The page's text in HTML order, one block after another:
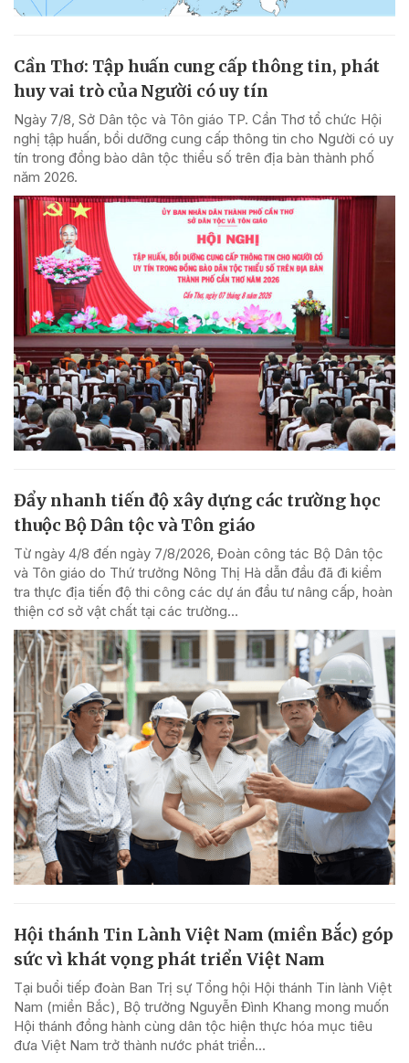
Cần Thơ: Tập huấn cung cấp thông tin, phát
huy vai trò của Người có uy tín
Ngày 7/8, Sở Dân tộc và Tôn giáo TP. Cần Thơ tổ chức Hội
nghị tập huấn, bồi dưỡng cung cấp thông tin cho Người có uy
tín trong đồng bào dân tộc thiểu số trên địa bàn thành phố
năm 2026.
Đẩy nhanh tiến độ xây dựng các trường học
thuộc Bộ Dân tộc và Tôn giáo
Từ ngày 4/8 đến ngày 7/8/2026, Đoàn công tác Bộ Dân tộc
và Tôn giáo do Thứ trưởng Nông Thị Hà dẫn đầu đã đi kiểm
tra thực địa tiến độ thi công các dự án đầu tư nâng cấp, hoàn
thiện cơ sở vật chất tại các trường...
Hội thánh Tin Lành Việt Nam (miền Bắc) góp
sức vì khát vọng phát triển Việt Nam
Tại buổi tiếp đoàn Ban Trị sự Tổng hội Hội thánh Tin lành Việt
Nam (miền Bắc), Bộ trưởng Nguyễn Đình Khang mong muốn
Hội thánh đồng hành cùng dân tộc hiện thực hóa mục tiêu
đưa Việt Nam trở thành nước phát triển...